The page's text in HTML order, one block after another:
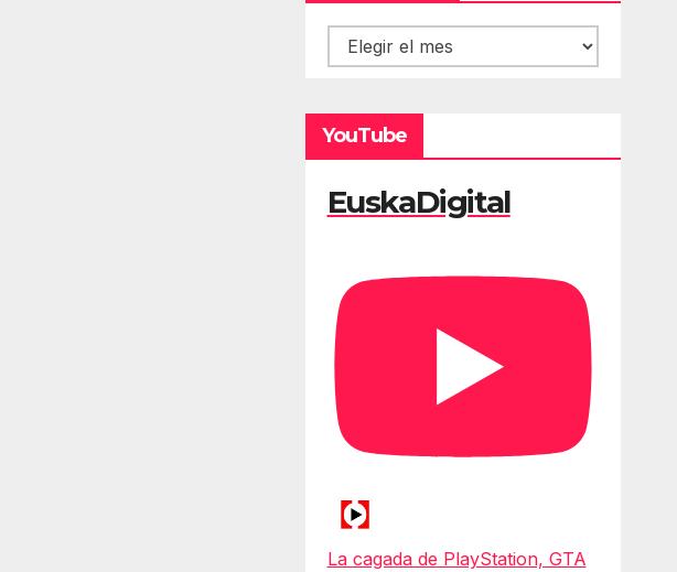
Hemeroteca
YouTube
EuskaDigital
La cagada de PlayStation, GTA